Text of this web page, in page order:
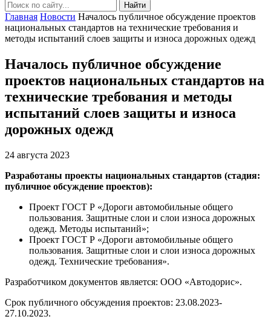
Найти
Главная Новости Началось публичное обсуждение проектов
национальных стандартов на технические требования и
методы испытаний слоев защиты и износа дорожных одежд
Началось публичное обсуждение
проектов национальных стандартов на
технические требования и методы
испытаний слоев защиты и износа
дорожных одежд
24 августа 2023
Разработаны проекты национальных стандартов (стадия:
публичное обсуждение проектов):
Проект ГОСТ Р «Дороги автомобильные общего
пользования. Защитные слои и слои износа дорожных
одежд. Методы испытаний»;
Проект ГОСТ Р «Дороги автомобильные общего
пользования. Защитные слои и слои износа дорожных
одежд. Технические требования».
Разработчиком документов является: ООО «Автодорис».
Срок публичного обсуждения проектов: 23.08.2023-
27.10.2023.